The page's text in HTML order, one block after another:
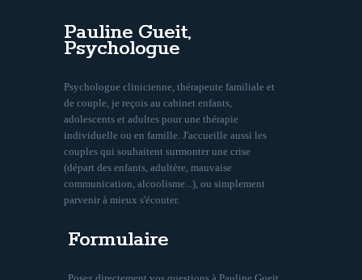
Pauline Gueit,
Psychologue
Psychologue clinicienne, thérapeute familiale et
de couple, je reçois au cabinet enfants,
adolescents et adultes pour une thérapie
individuelle ou en famille. J'accueille aussi les
couples qui souhaitent surmonter une crise
(départ des enfants, adultère, mauvaise
communication, alcoolisme...), ou simplement
parvenir à mieux s'écouter.
Formulaire